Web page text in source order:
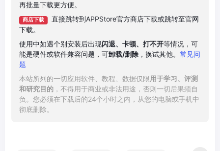
再批量下载更方便。
商店下载
直接跳转到APPStore官方商店下载或跳转至官网
下载。
使用中如遇个别安装后出现闪退、卡顿、打不开等情况，可
能是硬件或软件兼容问题，可卸载/删除 ，换试其他。 常见问
题
本站所列的一切应用软件、教程、数据仅限 用于学习、评测
和研究目的 ，不得用于商业或非法用途，否则一切后果须自
负。您必须在下载后的24个小时之内，从您的电脑或手机中
彻底删除。